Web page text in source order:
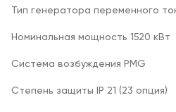
Тип генератора переменного
Номинальная мощность 1520 кВт
Система возбуждения PMG
Степень защиты IP 21 (23 опция)